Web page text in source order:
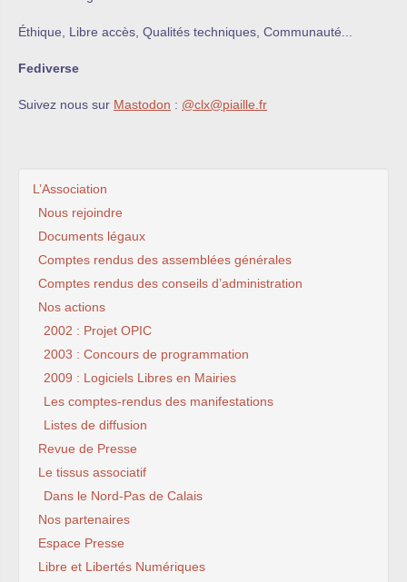
Éthique, Libre accès, Qualités techniques, Communauté...
Fediverse
Suivez nous sur Mastodon : @clx@piaille.fr
L’Association
Nous rejoindre
Documents légaux
Comptes rendus des assemblées générales
Comptes rendus des conseils d’administration
Nos actions
2002 : Projet OPIC
2003 : Concours de programmation
2009 : Logiciels Libres en Mairies
Les comptes-rendus des manifestations
Listes de diffusion
Revue de Presse
Le tissus associatif
Dans le Nord-Pas de Calais
Nos partenaires
Espace Presse
Libre et Libertés Numériques